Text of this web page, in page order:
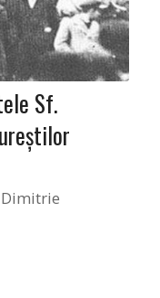
Sf.